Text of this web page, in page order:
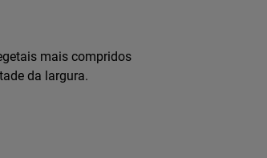
mais compridos
da largura.